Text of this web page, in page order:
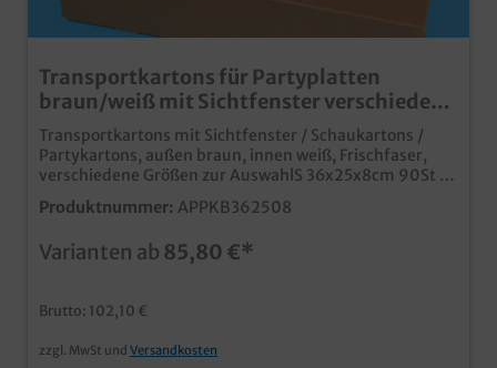
Transportkartons für Partyplatten
braun/weiß mit Sichtfenster verschiedene
Größen
Transportkartons mit Sichtfenster / Schaukartons /
Partykartons, außen braun, innen weiß, Frischfaser,
verschiedene Größen zur AuswahlS 36x25x8cm 90St /
M 46x31x8cm 50St / L 55x37,5x8cm 50Stpraktische
Transportkartons mit Sichtfenster in verschiedenen
Llebensmittelecht, somit auch für den direkten
Lookauch individuell bedruckbar
Produktnummer: APPKB362508
Varianten ab 85,80 €*
Brutto: 102,10 €
zzgl. MwSt und Versandkosten